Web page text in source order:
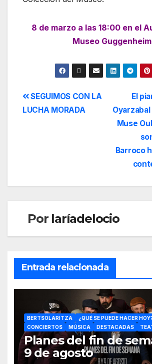
8 de marzo a las 18:00 en el
Museo Guggenheim
El
Muse
Barroco
SEGUIMOS CON LA
LUCHA MORADA
Por laríadelocio
Entrada relacionada
BERTSOLARITZA ¿QUÉ SE PUEDE HACER
CONCIERTOS
MÚSICA DESTACADAS
Planes del fin de
9 de agosto